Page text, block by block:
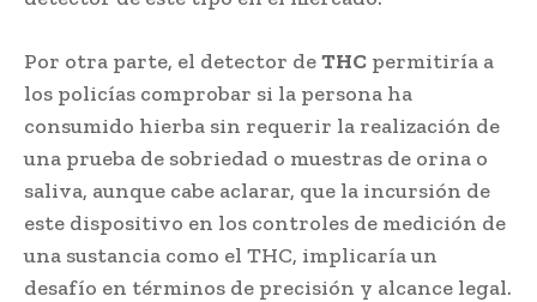
Por otra parte, el detector deTHC permitiría a
los policías comprobar si la persona ha
consumido hierba sin requerir la realización de
una prueba de sobriedad o muestras de orina o
saliva, aunque cabe aclarar, que la incursión de
este dispositivo en los controles de medición de
una sustancia como el THC, implicaría un
desafío en términos de precisión y alcance legal.